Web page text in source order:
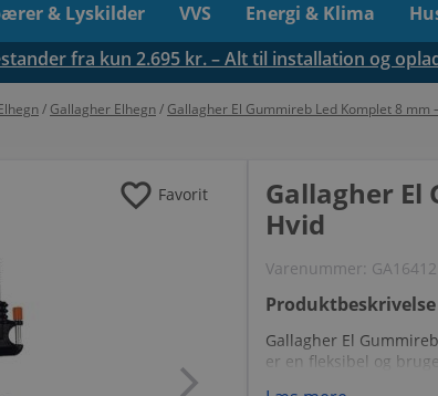
& Lyskilder VVS Energi & Klima
fra kun 2.695 kr. – Alt til installation og
/ Gallagher Elhegn/ Gallagher El Gummireb Led Komplet 8 mm
favorite Favorit
Gallagher El
Hvid
Varenummer: GA16412
Produktbeskrivelse
Gallagher El
er en fleksibel og